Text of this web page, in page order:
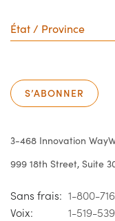
/
Province
S’ABONNER
3-468 Innovation Way
999 18th Street, Suite
Sans frais: 1-800-
Voix:
1-519-